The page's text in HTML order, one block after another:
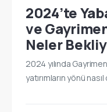
2024’te
ve
Neler
2024 yılında
yatırımların yönü